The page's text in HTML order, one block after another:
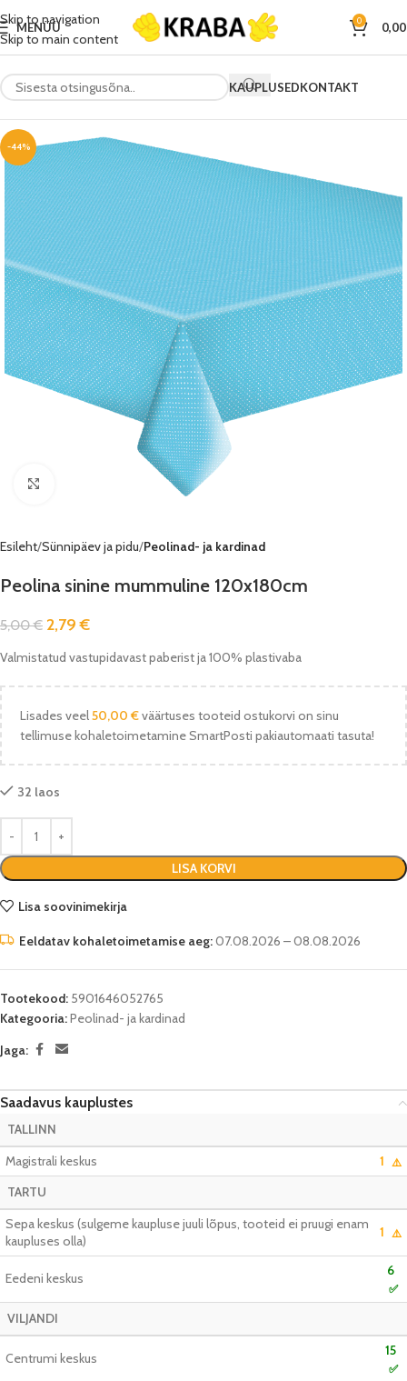
Skip to navigation
Skip to main content
MENÜÜ 0
KAUPLUSEDKONTAKT
-44%
Esileht Sünnipäev ja pidu Peolinad- ja kardinad
Peolina sinine mummuline 120x180cm
5,00€ 2,79€
Valmistatud vastupidavast paberist ja 100% plastivaba
Lisades veel50,00 €väärtuses tooteid ostukorvi on sinu
tellimuse kohaletoimetamine SmartPosti pakiautomaati tasuta!
32 laos
LISA KORVI
Lisa soovinimekirja
Eeldatav kohaletoimetamise aeg:07.08.2026 – 08.08.2026
Tootekood: 5901646052765
Kategooria:Peolinad- ja kardinad
Jaga:
Saadavus kauplustes
TALLINN
Magistrali keskus
1 ⚠️
TARTU
Sepa keskus (sulgeme kaupluse juuli lõpus, tooteid ei pruugi enam
kaupluses olla)
1 ⚠️
Eedeni keskus 6
✅
VILJANDI
Centrumi keskus 15
✅